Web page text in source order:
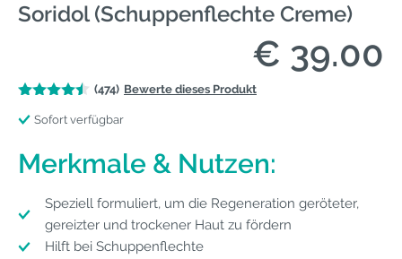
Soridol (Schuppenflechte Creme)
€ 39.00
(474) Bewerte dieses Produkt
Sofort verfügbar
Merkmale & Nutzen:
Speziell formuliert, um die Regeneration geröteter,
gereizter und trockener Haut zu fördern
Hilft bei Schuppenflechte